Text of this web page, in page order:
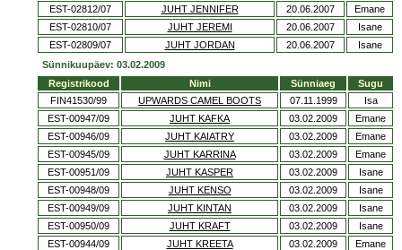
EST-02812/07
JUHT JENNIFER 20.06.2007
Emane
EST-02810/07
JUHT JEREMI 20.06.2007
Isane
EST-02809/07
JUHT JORDAN 20.06.2007
Isane
Sünnikuupäev: 03.02.2009
Registrikood
Nimi Sünniaeg
Sugu
FIN41530/99
UPWARDS CAMEL BOOTS 07.11.1999
Isa
EST-00947/09
JUHT KAFKA 03.02.2009
Emane
EST-00946/09
JUHT KAIATRY 03.02.2009
Emane
EST-00945/09
JUHT KARRINA 03.02.2009
Emane
EST-00951/09
JUHT KASPER 03.02.2009
Isane
EST-00948/09
JUHT KENSO 03.02.2009
Isane
EST-00949/09
JUHT KINTAN 03.02.2009
Isane
EST-00950/09
JUHT KRAFT 03.02.2009
Isane
EST-00944/09
JUHT KREETA 03.02.2009
Emane